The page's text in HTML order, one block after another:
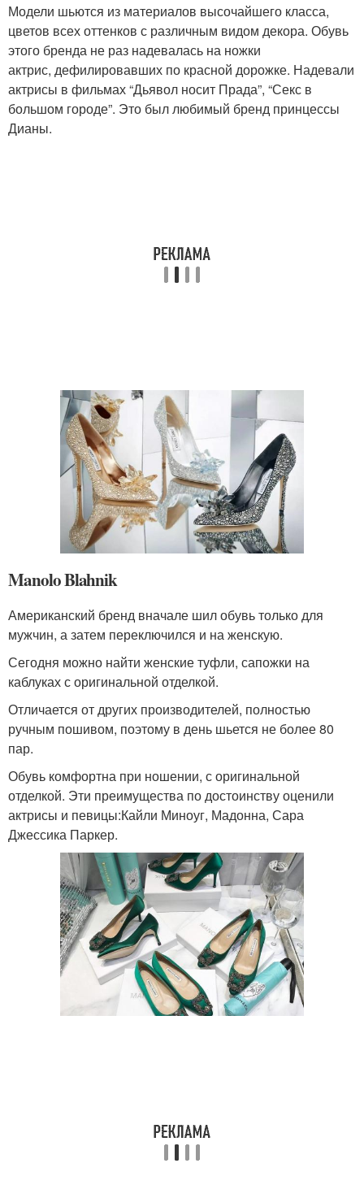
Модели шьются из материалов высочайшего класса,
цветов всех оттенков с различным видом декора. Обувь
этого бренда не раз надевалась на ножки
актрис, дефилировавших по красной дорожке. Надевали
актрисы в фильмах “Дьявол носит Прада”, “Секс в
большом городе”. Это был любимый бренд принцессы
Дианы.
Manolo Blahnik
Американский бренд вначале шил обувь только для
мужчин, а затем переключился и на женскую.
Сегодня можно найти женские туфли, сапожки на
каблуках с оригинальной отделкой.
Отличается от других производителей, полностью
ручным пошивом, поэтому в день шьется не более 80
пар.
Обувь комфортна при ношении, с оригинальной
отделкой. Эти преимущества по достоинству оценили
актрисы и певицы:Кайли Миноуг, Мадонна, Сара
Джессика Паркер.